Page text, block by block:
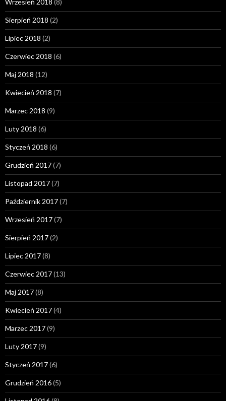
Sierpień 2018 (2)
Lipiec 2018 (2)
Czerwiec 2018 (6)
Maj 2018 (12)
Kwiecień 2018 (7)
Marzec 2018 (9)
Luty 2018 (6)
Styczeń 2018 (6)
Grudzień 2017(7)
Listopad 2017(7)
Październik 2017(7)
Wrzesień 2017(7)
Sierpień 2017(2)
Lipiec 2017(8)
Czerwiec 2017(13)
Maj 2017(8)
Kwiecień 2017(4)
Marzec 2017(9)
Luty 2017(9)
Styczeń 2017(6)
Grudzień 2016(5)